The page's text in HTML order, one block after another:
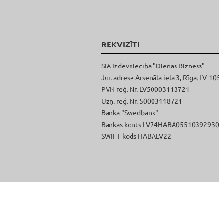
REKVIZĪTI
SIA Izdevniecība "Dienas Bizness"
Jur. adrese Arsenāla iela 3, Rīga, LV-
PVN reģ. Nr. LV50003118721
Uzņ. reģ. Nr. 50003118721
Banka "Swedbank"
Bankas konts
SWIFT kods HABALV22